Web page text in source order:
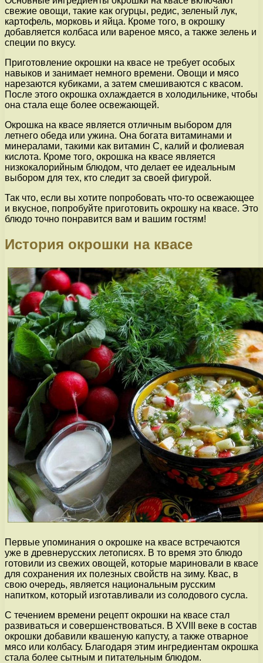
свежие овощи, такие как огурцы, редис, зеленый лук,
картофель, морковь и яйца. Кроме того, в окрошку
добавляется колбаса или вареное мясо, а также зелень и
специи по вкусу.
Приготовление окрошки на квасе не требует особых
навыков и занимает немного времени. Овощи и мясо
нарезаются кубиками, а затем смешиваются с квасом.
После этого окрошка охлаждается в холодильнике, чтобы
она стала еще более освежающей.
Окрошка на квасе является отличным выбором для
летнего обеда или ужина. Она богата витаминами и
минералами, такими как витамин С, калий и фолиевая
кислота. Кроме того, окрошка на квасе является
низкокалорийным блюдом, что делает ее идеальным
выбором для тех, кто следит за своей фигурой.
Так что, если вы хотите попробовать что-то освежающее
и вкусное, попробуйте приготовить окрошку на квасе. Это
блюдо точно понравится вам и вашим гостям!
История окрошки на квасе
Первые упоминания о окрошке на квасе встречаются
уже в древнерусских летописях. В то время это блюдо
готовили из свежих овощей, которые мариновали в квасе
для сохранения их полезных свойств на зиму. Квас, в
свою очередь, является национальным русским
напитком, который изготавливали из солодового сусла.
С течением времени рецепт окрошки на квасе стал
развиваться и совершенствоваться. В XVIII веке в состав
окрошки добавили квашеную капусту, а также отварное
мясо или колбасу. Благодаря этим ингредиентам окрошка
стала более сытным и питательным блюдом.